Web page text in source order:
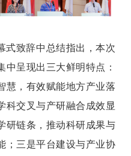
式致辞中总结指出，本次
中呈现出三大鲜明特点：
慧，有效赋能地方产业落
科交叉与产研融合成效显
研链条，推动科研成果与
；三是平台建设与产业协